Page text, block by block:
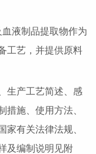
血液制品提取物作为
工艺，并提供原料
生产工艺简述、感
措施、使用方法、
家有关法律法规、
及编制说明见附